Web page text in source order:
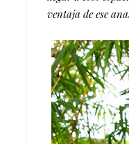
ventaja de ese